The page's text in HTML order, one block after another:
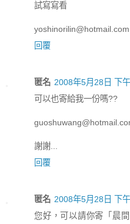
試寫寫看
yoshinorilin@hotmail.com
回覆
匿名 2008年5月28日 下
可以也寄給我一份嗎??
謝謝...
回覆
匿名 2008年5月28日 下
您好，可以請你寄「晨